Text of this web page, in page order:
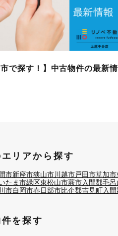
市で探す！】中古物件の最新
リアから探す
市新座市狭山市川越市戸田市草加市
たま市緑区東松山市蕨市入間郡毛
市白岡市春日部市比企郡吉見町入
を探す